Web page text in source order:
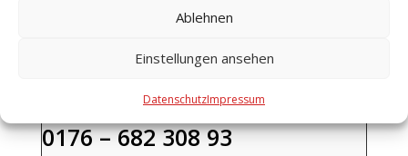
Ablehnen
Einstellungen ansehen
DatenschutzImpressum
0176 – 682 308 93